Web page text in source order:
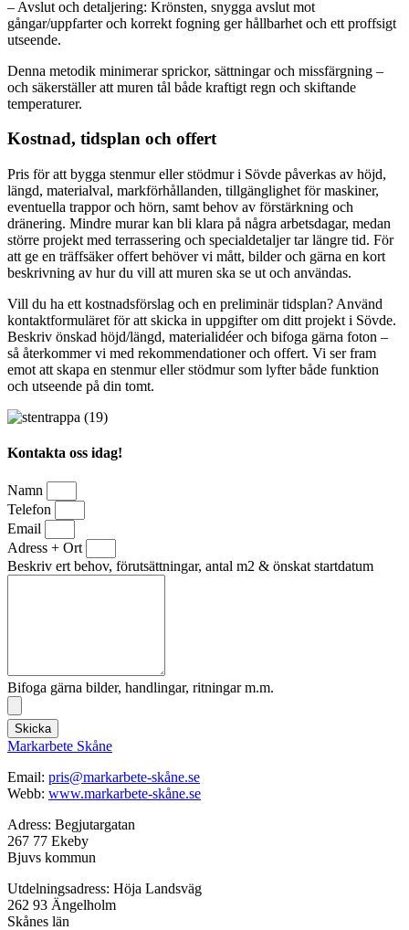
– Avslut och detaljering: Krönsten, snygga avslut mot
gångar/uppfarter och korrekt fogning ger hållbarhet och ett proffsigt
utseende.
Denna metodik minimerar sprickor, sättningar och missfärgning –
och säkerställer att muren tål både kraftigt regn och skiftande
temperaturer.
Kostnad, tidsplan och offert
Pris för att bygga stenmur eller stödmur i Sövde påverkas av höjd,
längd, materialval, markförhållanden, tillgänglighet för maskiner,
eventuella trappor och hörn, samt behov av förstärkning och
dränering. Mindre murar kan bli klara på några arbetsdagar, medan
större projekt med terrassering och specialdetaljer tar längre tid. För
att ge en träffsäker offert behöver vi mått, bilder och gärna en kort
beskrivning av hur du vill att muren ska se ut och användas.
Vill du ha ett kostnadsförslag och en preliminär tidsplan? Använd
kontaktformuläret för att skicka in uppgifter om ditt projekt i Sövde.
Beskriv önskad höjd/längd, materialidéer och bifoga gärna foton –
så återkommer vi med rekommendationer och offert. Vi ser fram
emot att skapa en stenmur eller stödmur som lyfter både funktion
och utseende på din tomt.
Kontakta oss idag!
Namn
Telefon
Email
Adress + Ort
Beskriv ert behov, förutsättningar, antal m2 & önskat startdatum
Bifoga gärna bilder, handlingar, ritningar m.m.
Skicka
Markarbete Skåne
Email: pris@markarbete-skåne.se
Webb: www.markarbete-skåne.se
Adress: Begjutargatan
267 77 Ekeby
Bjuvs kommun
Utdelningsadress: Höja Landsväg
262 93 Ängelholm
Skånes län